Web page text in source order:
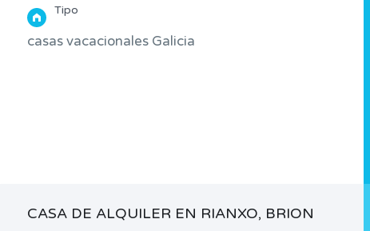
Tipo
casas vacacionales Galicia
CASA DE ALQUILER EN RIANXO, BRION